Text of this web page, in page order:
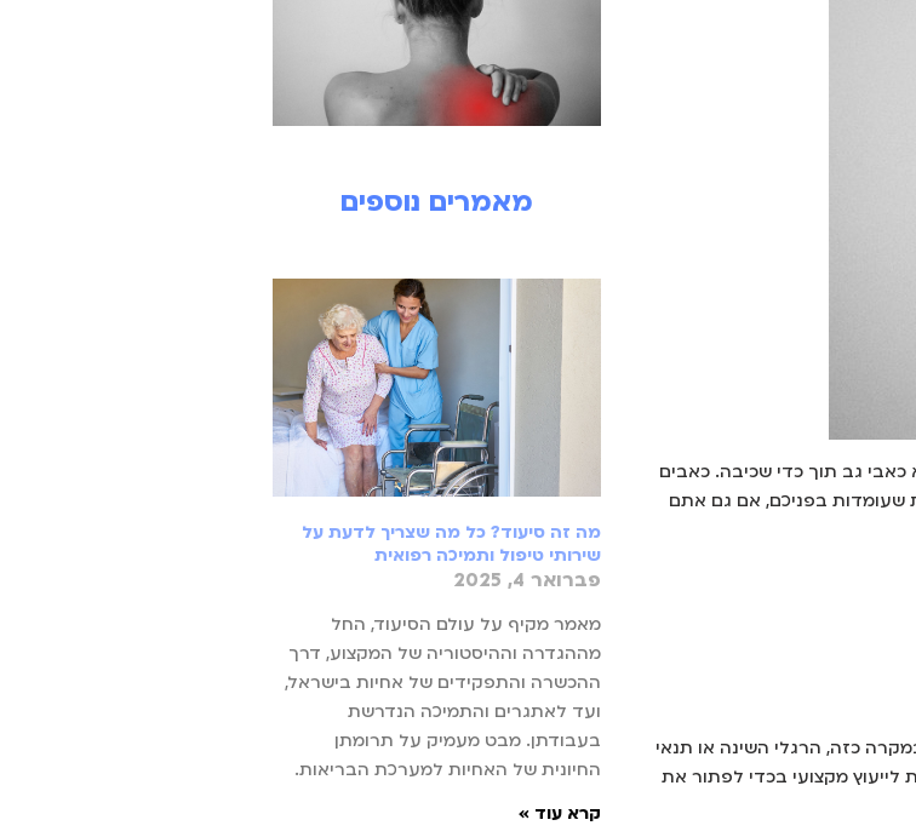
גב תוך כדי שכיבה. כאבים
שעומדות בפניכם, אם גם אתם
כזה, הרגלי השינה או תנאי
לייעוץ מקצועי בכדי לפתור את
מאמרים נוספים
מה זה סיעוד? כל מה שצריך לדעת על
שירותי טיפול ותמיכה רפואית
פברואר 4, 2025
מאמר מקיף על עולם הסיעוד, החל
מההגדרה וההיסטוריה של המקצוע, דרך
ההכשרה והתפקידים של אחיות בישראל,
ועד לאתגרים והתמיכה הנדרשת
בעבודתן. מבט מעמיק על תרומתן
החיונית של האחיות למערכת הבריאות.
קרא עוד »